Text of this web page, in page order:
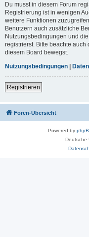
Du musst in diesem Forum
Registrierung ist in wenigen
weitere Funktionen
Benutzern auch zusätzliche
Nutzungsbedingungen und
registrierst. Bitte beachte
diesem Board bewegst.
Nutzungsbedingungen |
Registrieren
Foren-Übersicht
Powered by
Deutsche